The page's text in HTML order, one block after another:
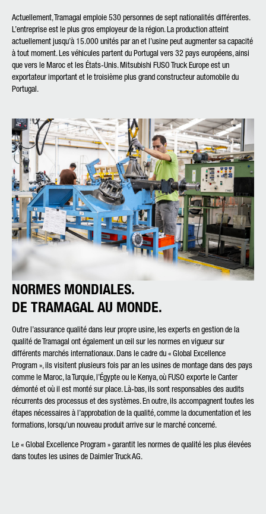
Actuellement, Tramagal emploie 530 personnes de sept nationalités différentes.
L’entreprise est le plus gros employeur de la région. La production atteint
actuellement jusqu’à 15.000 unités par an et l’usine peut augmenter sa capacité
à tout moment. Les véhicules partent du Portugal vers 32 pays européens, ainsi
que vers le Maroc et les États-Unis. Mitsubishi FUSO Truck Europe est un
exportateur important et le troisième plus grand constructeur automobile du
Portugal.
NORMES MONDIALES.
DE TRAMAGAL AU MONDE.
Outre l’assurance qualité dans leur propre usine, les experts en gestion de la
qualité de Tramagal ont également un œil sur les normes en vigueur sur
différents marchés internationaux. Dans le cadre du « Global Excellence
Program », ils visitent plusieurs fois par an les usines de montage dans des pays
comme le Maroc, la Turquie, l’Égypte ou le Kenya, où FUSO exporte le Canter
démonté et où il est monté sur place. Là-bas, ils sont responsables des audits
récurrents des processus et des systèmes. En outre, ils accompagnent toutes les
étapes nécessaires à l’approbation de la qualité, comme la documentation et les
formations, lorsqu’un nouveau produit arrive sur le marché concerné.
Le « Global Excellence Program » garantit les normes de qualité les plus élevées
dans toutes les usines de Daimler Truck AG.